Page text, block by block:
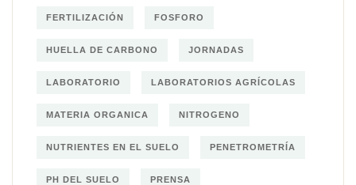
FERTILIZACIÓN FOSFORO
HUELLA DE CARBONO JORNADAS
LABORATORIO LABORATORIOS AGRÍCOLAS
MATERIA ORGANICA NITROGENO
NUTRIENTES EN EL SUELO PENETROMETRÍA
PH DEL SUELO PRENSA